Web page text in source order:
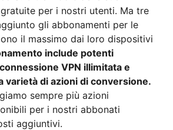
per i nostri utenti. Ma tre
gli abbonamenti per le
il massimo dai loro dispositivi
include potenti
VPN illimitata e
varietà di azioni di conversione.
sempre più azioni
per i nostri abbonati
aggiuntivi.